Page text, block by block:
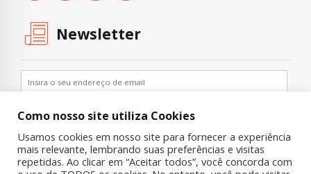
Newsletter
Como nosso site utiliza Cookies
Usamos cookies em nosso site para fornecer a experiência
mais relevante, lembrando suas preferências e visitas
repetidas. Ao clicar em “Aceitar todos”, você concorda com